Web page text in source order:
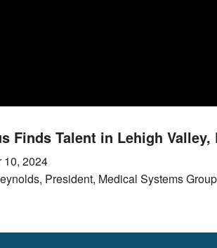
Finds Talent in Lehigh Valley,
10, 2024
President, Medical Systems